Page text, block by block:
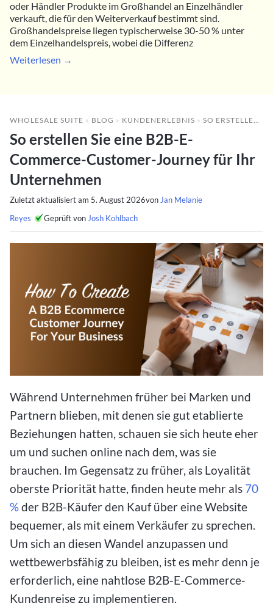
oder Händler Produkte im Großhandel an Einzelhändler
verkauft, die für den Weiterverkauf bestimmt sind.
Großhandelspreise liegen typischerweise 30-50 % unter
dem Einzelhandelspreis, wobei die Differenz
Weiterlesen →
WHOLESALE SUITE » BLOG » KUNDENERLEBNIS » SO ERSTELLEN SIE EINE B2B-E-COMMERCE-CUSTOMER-JOURNEY FÜR IHR UNTERNEHMEN
So erstellen Sie eine B2B-E-
Commerce-Customer-Journey für Ihr
Unternehmen
Zuletzt aktualisiert am 5. August 2026von Jan Melanie
Reyes
Geprüft von Josh Kohlbach
Während Unternehmen früher bei Marken und
Partnern blieben, mit denen sie gut etablierte
Beziehungen hatten, schauen sie sich heute eher
um und suchen online nach dem, was sie
brauchen. Im Gegensatz zu früher, als Loyalität
oberste Priorität hatte, finden heute mehr als 70
%der B2B-Käufer den Kauf über eine Website
bequemer, als mit einem Verkäufer zu sprechen.
Um sich an diesen Wandel anzupassen und
wettbewerbsfähig zu bleiben, ist es mehr denn je
erforderlich, eine nahtlose B2B-E-Commerce-
Kundenreise zu implementieren.